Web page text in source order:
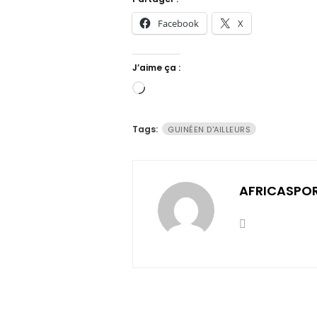
Facebook X
J’aime ça :
Chargement…
Tags: GUINÉEN D'AILLEURS